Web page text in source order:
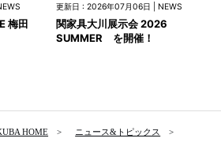
梅田
更新日 : 2026年07月06日 | NEWS
関家具大川展示会 2026
SUMMER を開催！
HOME ニュース&トピックス